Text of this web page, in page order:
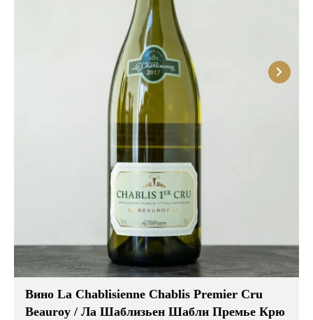
Вино La Chablisienne Chablis Premier Cru
Beauroy / Ла Шаблизьен Шабли Премье Крю